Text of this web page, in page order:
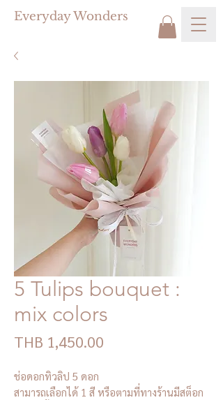
Everyday Wonders
5 Tulips bouquet :
mix colors
THB 1,450.00
ช่อดอกทิวลิป 5 ดอก
สามารถเลือกได้ 1 สี หรือตามที่ทางร้านมีสต็อก